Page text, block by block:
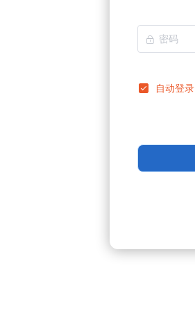
自动登录